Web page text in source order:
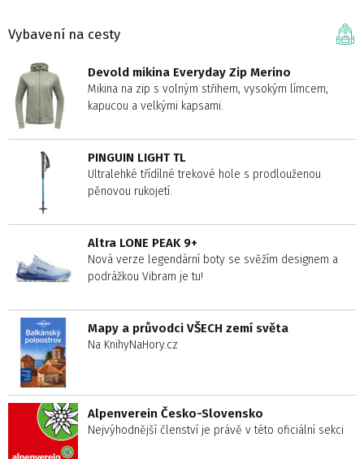
Vybavení na cesty
Devold mikina Everyday Zip Merino
Mikina na zip s volným střihem, vysokým límcem,
kapucou a velkými kapsami.
PINGUIN LIGHT TL
Ultralehké třídílné trekové hole s prodlouženou
pěnovou rukojetí.
Altra LONE PEAK 9+
Nová verze legendární boty se svěžím designem a
podrážkou Vibram je tu!
Mapy a průvodci VŠECH zemí světa
Na KnihyNaHory.cz
Alpenverein Česko-Slovensko
Nejvýhodnější členství je právě v této oficiální sekci